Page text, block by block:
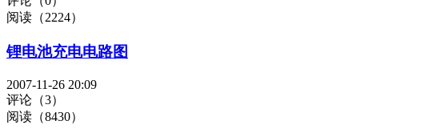
阅读（2224）
锂电池充电电路图
2007-11-26 20:09
评论（3）
阅读（8430）